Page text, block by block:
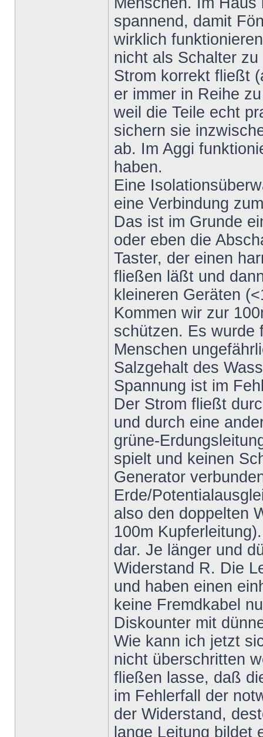
spannend, damit
wirklich
nicht als Schalter
Strom korrekt fließt
er immer in Reihe
weil die Teile echt
sichern sie
ab. Im Aggi
haben.
Eine
eine Verbindung
Das ist im Grunde
oder eben die
Taster, der einen
fließen läßt und
kleineren Geräten
Kommen wir zur
schützen. Es wurde
Menschen
Salzgehalt des
Spannung ist im
Der Strom fließt
und durch eine
grüne-
spielt und keinen
Generator
Erde/
also den doppelten
100m
dar. Je länger und
Widerstand R. Die
und haben einen
keine Fremdkabel
Diskounter mit
Wie kann ich jetzt
nicht überschritten
fließen lasse, daß
im Fehlerfall der
der Widerstand,
lange Leitung bildet